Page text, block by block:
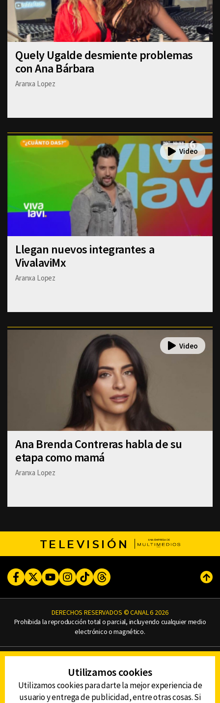
Quely Ugalde desmiente problemas
con Ana Bárbara
Aranxa Lopez
Llegan nuevos integrantes a
VivalaviMx
Aranxa Lopez
Ana Brenda Contreras habla de su
etapa como mamá
Aranxa Lopez
TELEVISIÓN
FacebookTwitterYoutubeInstagram
TikTokThreads
DERECHOS RESERVADOS © CANAL 6 2026
Prohibida la reproducción total o parcial, incluyendo cualquier medio
electrónico o magnético.
AVISO DE PRIVACIDAD
AVISO LEGAL
DEFENSORÍA DE LAS AUDIENCIAS
Utilizamos cookies
Utilizamos cookies para darte la mejor experiencia de
usuario y entrega de publicidad, entre otras cosas. Si